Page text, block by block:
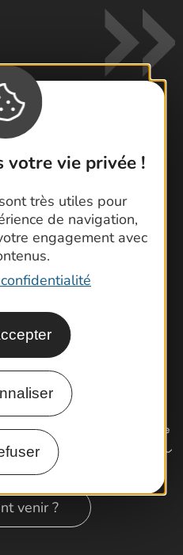
votre vie privée !
très utiles pour
de navigation,
engagement avec
nous !
questions
et Topoguides
Gard
venir ?